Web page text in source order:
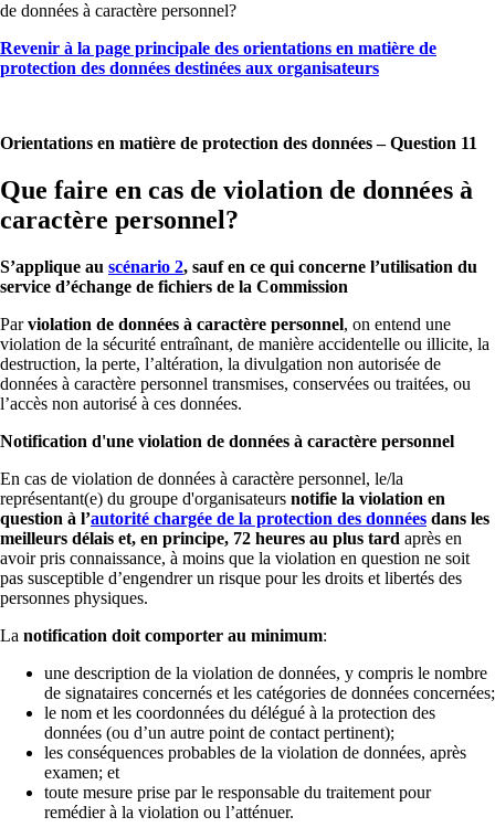
de données à caractère personnel?
Revenir à la page principale des orientations en matière de
protection des données destinées aux organisateurs
Orientations en matière de protection des données – Question 11
Que faire en cas de violation de données à
caractère personnel?
S’applique au scénario 2, sauf en ce qui concerne l’utilisation du
service d’échange de fichiers de la Commission
Parviolation de données à caractère personnel, on entend une
violation de la sécurité entraînant, de manière accidentelle ou illicite, la
destruction, la perte, l’altération, la divulgation non autorisée de
données à caractère personnel transmises, conservées ou traitées, ou
l’accès non autorisé à ces données.
Notification d'une violation de données à caractère personnel
En cas de violation de données à caractère personnel, le/la
représentant(e) du groupe d'organisateurs notifie la violation en
question à l’autorité chargée de la protection des données dans les
meilleurs délais et, en principe, 72 heures au plus tard après en
avoir pris connaissance, à moins que la violation en question ne soit
pas susceptible d’engendrer un risque pour les droits et libertés des
personnes physiques.
La notification doit comporter au minimum:
une description de la violation de données, y compris le nombre
de signataires concernés et les catégories de données concernées;
le nom et les coordonnées du délégué à la protection des
données (ou d’un autre point de contact pertinent);
les conséquences probables de la violation de données, après
examen; et
toute mesure prise par le responsable du traitement pour
remédier à la violation ou l’atténuer.